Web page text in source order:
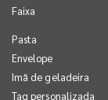
Faixa
Pasta
Envelope
Imã de geladeira
Tag personalizada